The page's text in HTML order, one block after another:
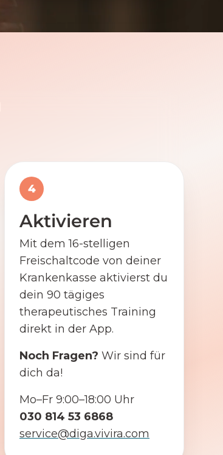
4
Aktivieren
Mit dem 16-stelligen
Freischaltcode von deiner
Krankenkasse aktivierst du
dein 90 tägiges
therapeutisches Training
direkt in der App.
Noch Fragen? Wir sind für
dich da!
Mo–Fr 9:00–18:00 Uhr
030 814 53 6868
service@diga.vivira.com